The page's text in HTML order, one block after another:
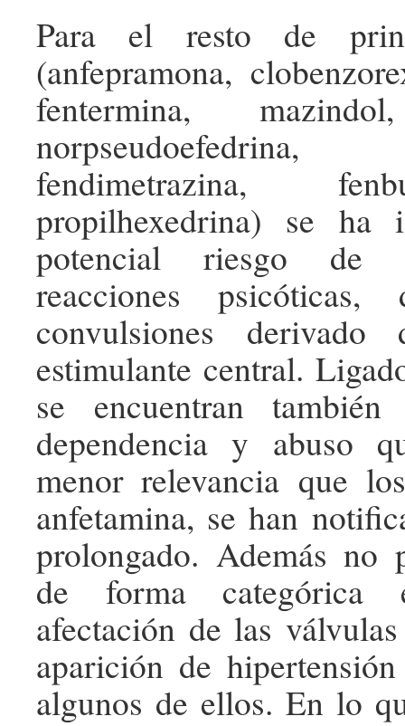
Para el resto de
(anfepramona,
fentermina,
norpseudoefedrina,
fendimetrazina,
propilhexedrina) se ha
potencial riesgo de
reacciones psicóticas,
convulsiones
estimulante central.
se encuentran
dependencia y abuso
menor relevancia que
anfetamina, se han
prolongado. Además no
de forma
afectación de las
aparición de
algunos de ellos. En lo